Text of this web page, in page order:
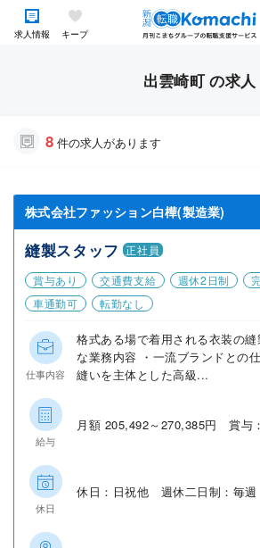
求人情報 キープ
出雲崎町 の求人
8 件の求人があります
株式会社ファッション白樺(製造業)
縫製スタッフ 正社員
賞与あり
交通費支給 週休2日制
車通勤可
転勤なし
仕事内容
格式ある場で着用される衣装の
な業務内容 ・一流ブランドとの
縫いを主体とした高級...
給与
月額 205,492～270,385円 賞
休日
休日：日祝他 週休二日制：毎